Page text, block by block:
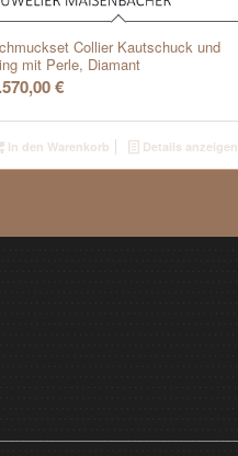
Collier Kautschuck und
mit Perle, Diamant
€
In den Warenkorb Details anzeigen